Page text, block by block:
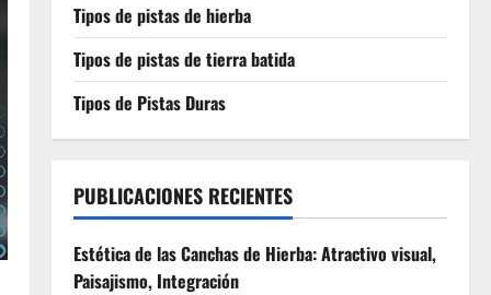
Tipos de pistas de hierba
Tipos de pistas de tierra batida
Tipos de Pistas Duras
PUBLICACIONES RECIENTES
Estética de las Canchas de Hierba: Atractivo visual,
Paisajismo, Integración